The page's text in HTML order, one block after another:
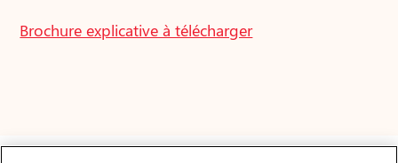
Brochure explicative à télécharger